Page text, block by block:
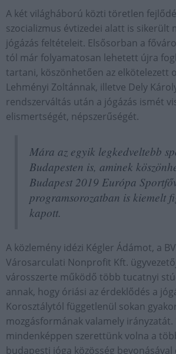
A két világháború közti töretlen
szocializmus évtizedei alatt is sikerült
jógázás feltételeit. Elsősorban a
tól már folyamatosan lehetett újra
tartani, köszönhetően az elkötelezett
Lehményi Zoltánnak, illetve Dely
rendszerváltás után a jógázás ismét
elismertségét, népszerűségét.
Mára az egyik legkedveltebb
Budapesten is, aminek
Budapest 2019 Európa
programsorozatban is kiemelt
kapott.
A közlemény idézi Kégler Ádámot, a
Városarculati Nonprofit Kft.
városszerte működő több tucatnyi
annak, hogy óriási az érdeklődés a
Korosztálytól függetlenül sokan
mozgásformának valamely irányzatát.
mindenképpen szerettünk volna a
budapesti jóga közösség bevonásával